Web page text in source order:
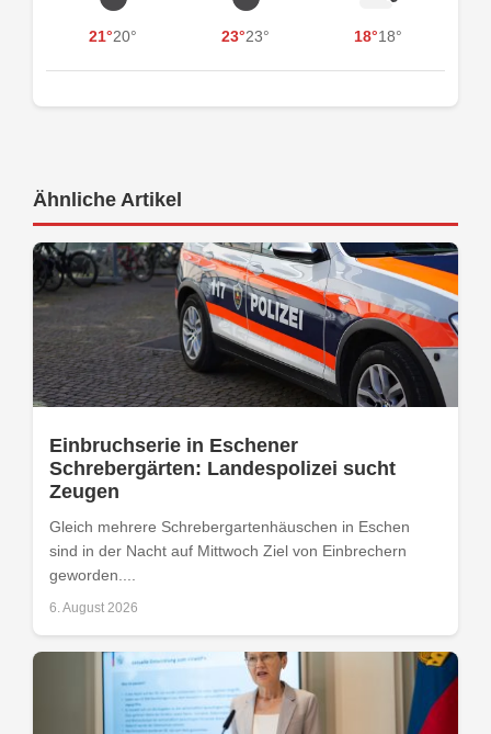
21°20° 23°23° 18°18°
Ähnliche Artikel
Einbruchserie in Eschener
Schrebergärten: Landespolizei sucht
Zeugen
Gleich mehrere Schrebergartenhäuschen in Eschen
sind in der Nacht auf Mittwoch Ziel von Einbrechern
geworden....
6. August 2026